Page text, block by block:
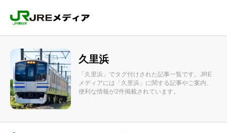
久里浜
「久里浜」でタグ付けされた記事一覧です。JRE
メディアには「久里浜」に関する記事やご案内、
便利な情報が2件掲載されています。